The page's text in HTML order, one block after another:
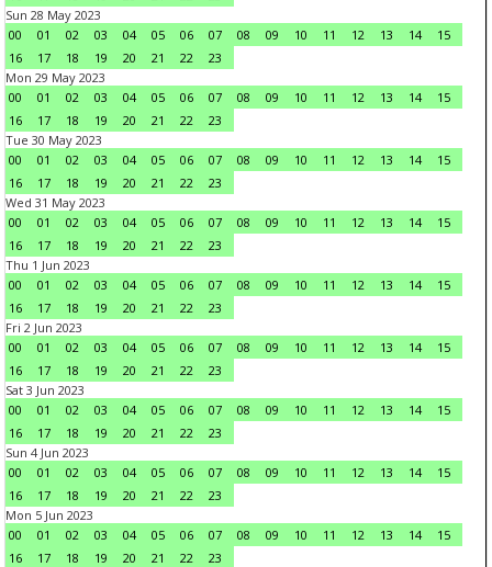
Sun 28 May 2023
00
01 02 03 04 05 06 07 08 09 10 11 12 13 14
15
16
17 18 19 20 21 22
23
Mon 29 May 2023
00
01 02 03 04 05 06 07 08 09 10 11 12 13 14
15
16
17 18 19 20 21 22
23
Tue 30 May 2023
00
01 02 03 04 05 06 07 08 09 10 11 12 13 14
15
16
17 18 19 20 21 22
23
Wed 31 May 2023
00
01 02 03 04 05 06 07 08 09 10 11 12 13 14
15
16
17 18 19 20 21 22
23
Thu 1 Jun 2023
00
01 02 03 04 05 06 07 08 09 10 11 12 13 14
15
16
17 18 19 20 21 22
23
Fri 2 Jun 2023
00
01 02 03 04 05 06 07 08 09 10 11 12 13 14
15
16
17 18 19 20 21 22
23
Sat 3 Jun 2023
00
01 02 03 04 05 06 07 08 09 10 11 12 13 14
15
16
17 18 19 20 21 22
23
Sun 4 Jun 2023
00
01 02 03 04 05 06 07 08 09 10 11 12 13 14
15
16
17 18 19 20 21 22
23
Mon 5 Jun 2023
00
01 02 03 04 05 06 07 08 09 10 11 12 13 14
15
16
17 18 19 20 21 22
23